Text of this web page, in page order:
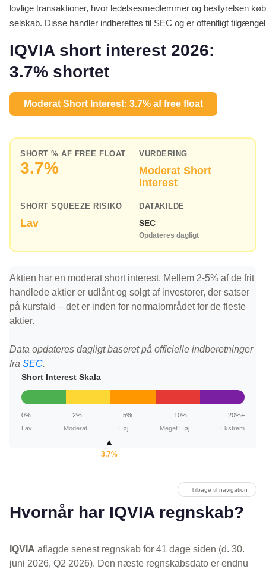
lovlige transaktioner, hvor ledelsesmedlemmer og bestyrelsen
selskab. Disse handler indberettes til SEC og er offentligt
IQVIA short interest 2026:
3.7% shortet
Moderat Short Interest: 3.7% af free float
SHORT % AF FREE FLOAT
3.7%
VURDERING
Moderat Short
Interest
SHORT SQUEEZE RISIKO
Lav
DATAKILDE
SEC
Opdateres dagligt
Aktien har en moderat short interest. Mellem 2-5% af de frit
handlede aktier er udlånt og solgt af investorer, der satser
på kursfald – det er inden for normalområdet for de fleste
aktier.
Data opdateres dagligt baseret på officielle indberetninger
fra SEC.
Short Interest Skala
0% 2% 5% 10%
20%+
Lav
Moderat Høj Meget Høj Ekstrem
▲
3.7%
↑ Tilbage til navigation
Hvornår har IQVIA regnskab?
IQVIA aflagde senest regnskab for 41 dage siden (d. 30.
juni 2026, Q2 2026). Den næste regnskabsdato er endnu